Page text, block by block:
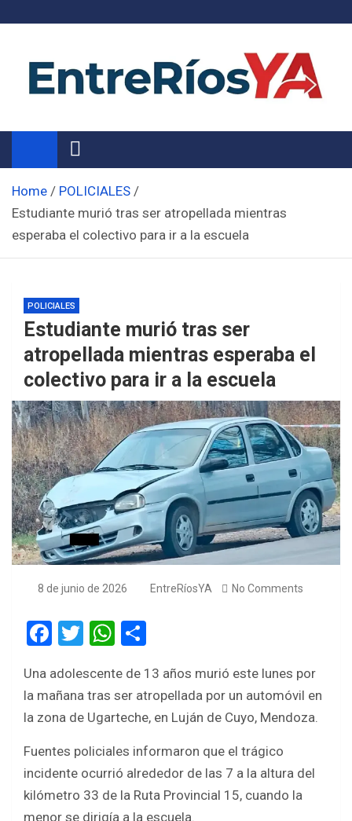
Noticias de Entre Ríos
Información de toda la provincia ahora
Home
POLICIALES
Estudiante murió tras ser atropellada mientras
esperaba el colectivo para ir a la escuela
POLICIALES
Estudiante murió tras ser
atropellada mientras esperaba el
colectivo para ir a la escuela
8 de junio de 2026 EntreRíosYA No Comments
F
ce
b
o
k
T
tt
er
W
at
s
p
p
ar
e
Una adolescente de 13 años murió este lunes por
la mañana tras ser atropellada por un automóvil en
la zona de Ugarteche, en Luján de Cuyo, Mendoza.
Fuentes policiales informaron que el trágico
incidente ocurrió alrededor de las 7 a la altura del
kilómetro 33 de la Ruta Provincial 15, cuando la
menor se dirigía a la escuela.